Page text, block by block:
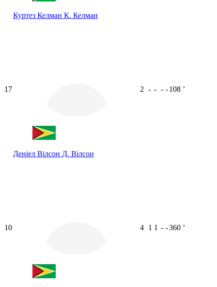
Куртез Келман К. Келман
17
Деніел Вілсон Д. Вілсон
2 - - - -108 ʼ
10 4 1 1 - -360 ʼ